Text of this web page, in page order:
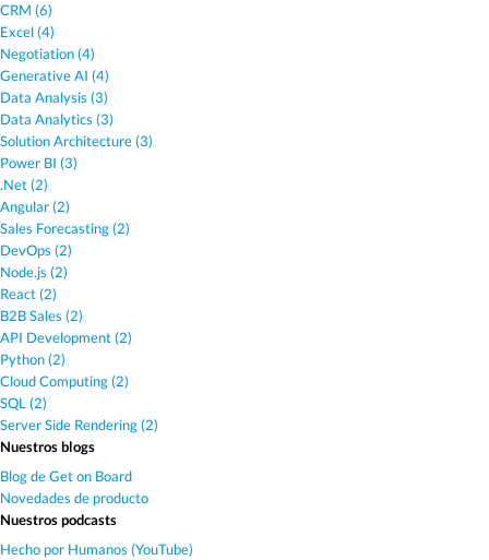
CRM (6)
Excel (4)
Negotiation (4)
Generative AI (4)
Data Analysis (3)
Data Analytics (3)
Solution Architecture (3)
Power BI (3)
.Net (2)
Angular (2)
Sales Forecasting (2)
DevOps (2)
Node.js (2)
React (2)
B2B Sales (2)
API Development (2)
Python (2)
Cloud Computing (2)
SQL (2)
Server Side Rendering (2)
Nuestros blogs
Blog de Get on Board
Novedades de producto
Nuestros podcasts
Hecho por Humanos (YouTube)